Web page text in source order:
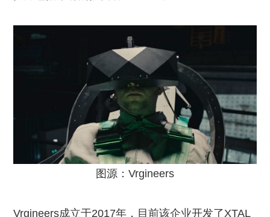
图源：Vrgineers
Vrgineers成立于2017年，目前该企业开发了XTAL